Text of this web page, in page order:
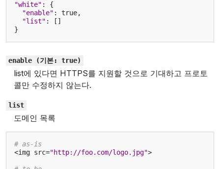
"white" :
{
"enable" : true,
"list" :
[]
}
enable (기본: true)
list에 있다면 HTTPS를 지원할 것으로 기대하고 프로토
콜만 수정하지 않는다.
list
도메인 목록
# as-is
<img src="http://foo.com/logo.jpg">